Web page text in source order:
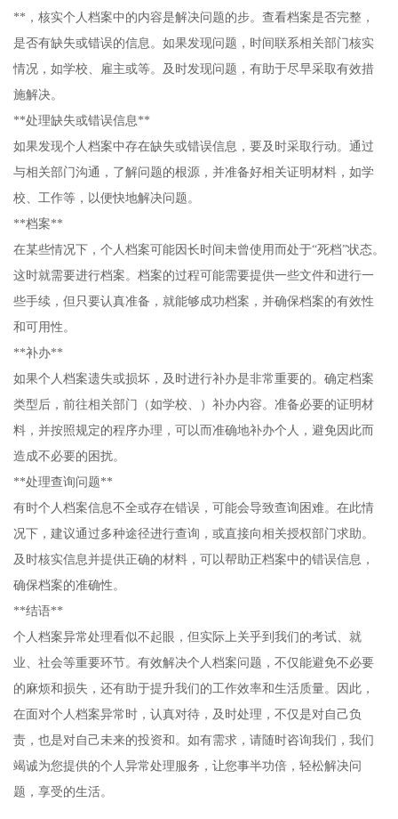
**，核实个人档案中的内容是解决问题的步。查看档案是否完整，
是否有缺失或错误的信息。如果发现问题，时间联系相关部门核实
情况，如学校、雇主或等。及时发现问题，有助于尽早采取有效措
施解决。
**处理缺失或错误信息**
如果发现个人档案中存在缺失或错误信息，要及时采取行动。通过
与相关部门沟通，了解问题的根源，并准备好相关证明材料，如学
校、工作等，以便快地解决问题。
**档案**
在某些情况下，个人档案可能因长时间未曾使用而处于“死档”状态。
这时就需要进行档案。档案的过程可能需要提供一些文件和进行一
些手续，但只要认真准备，就能够成功档案，并确保档案的有效性
和可用性。
**补办**
如果个人档案遗失或损坏，及时进行补办是非常重要的。确定档案
类型后，前往相关部门（如学校、）补办内容。准备必要的证明材
料，并按照规定的程序办理，可以而准确地补办个人，避免因此而
造成不必要的困扰。
**处理查询问题**
有时个人档案信息不全或存在错误，可能会导致查询困难。在此情
况下，建议通过多种途径进行查询，或直接向相关授权部门求助。
及时核实信息并提供正确的材料，可以帮助正档案中的错误信息，
确保档案的准确性。
**结语**
个人档案异常处理看似不起眼，但实际上关乎到我们的考试、就
业、社会等重要环节。有效解决个人档案问题，不仅能避免不必要
的麻烦和损失，还有助于提升我们的工作效率和生活质量。因此，
在面对个人档案异常时，认真对待，及时处理，不仅是对自己负
责，也是对自己未来的投资和。如有需求，请随时咨询我们，我们
竭诚为您提供的个人异常处理服务，让您事半功倍，轻松解决问
题，享受的生活。